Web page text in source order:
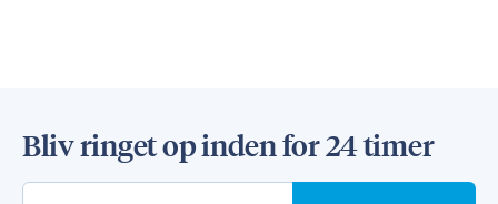
Bliv ringet op inden for 24 timer